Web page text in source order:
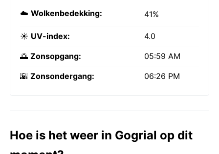
☁️ Wolkenbedekking: 41%
☀️ UV-index: 4.0
🌅 Zonsopgang: 05:59 AM
🌇 Zonsondergang: 06:26 PM
Hoe is het weer in Gogrial op dit